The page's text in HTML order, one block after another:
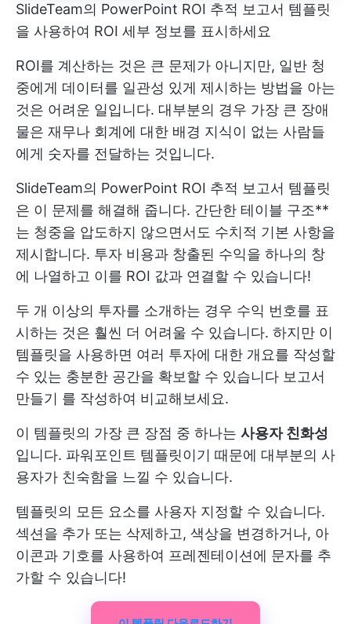
SlideTeam의 PowerPoint ROI 추적 보고서 템플릿
을 사용하여 ROI 세부 정보를 표시하세요
ROI를 계산하는 것은 큰 문제가 아니지만, 일반 청
중에게 데이터를 일관성 있게 제시하는 방법을 아는
것은 어려운 일입니다. 대부분의 경우 가장 큰 장애
물은 재무나 회계에 대한 배경 지식이 없는 사람들
에게 숫자를 전달하는 것입니다.
SlideTeam의 PowerPoint ROI 추적 보고서 템플릿
은 이 문제를 해결해 줍니다. 간단한 테이블 구조**
는 청중을 압도하지 않으면서도 수치적 기본 사항을
제시합니다. 투자 비용과 창출된 수익을 하나의 창
에 나열하고 이를 ROI 값과 연결할 수 있습니다!
두 개 이상의 투자를 소개하는 경우 수익 번호를 표
시하는 것은 훨씬 더 어려울 수 있습니다. 하지만 이
템플릿을 사용하면 여러 투자에 대한 개요를 작성할
수 있는 충분한 공간을 확보할 수 있습니다 보고서
만들기 를 작성하여 비교해보세요.
이 템플릿의 가장 큰 장점 중 하나는 사용자 친화성
입니다. 파워포인트 템플릿이기 때문에 대부분의 사
용자가 친숙함을 느낄 수 있습니다.
템플릿의 모든 요소를 사용자 지정할 수 있습니다.
섹션을 추가 또는 삭제하고, 색상을 변경하거나, 아
이콘과 기호를 사용하여 프레젠테이션에 문자를 추
가할 수 있습니다!